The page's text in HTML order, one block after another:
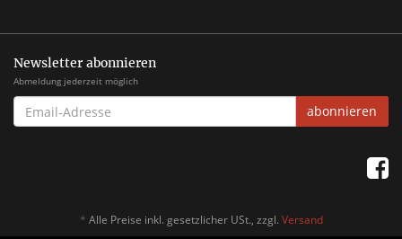
Newsletter abonnieren
Abmeldung jederzeit möglich
EMAIL-
ADRESSE
abonnieren
* Alle Preise inkl. gesetzlicher USt., zzgl. Versand